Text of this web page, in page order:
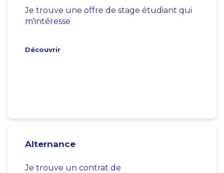
Je trouve une offre de stage étudiant qui
m'intéresse
Découvrir
Alternance
Je trouve un contrat de